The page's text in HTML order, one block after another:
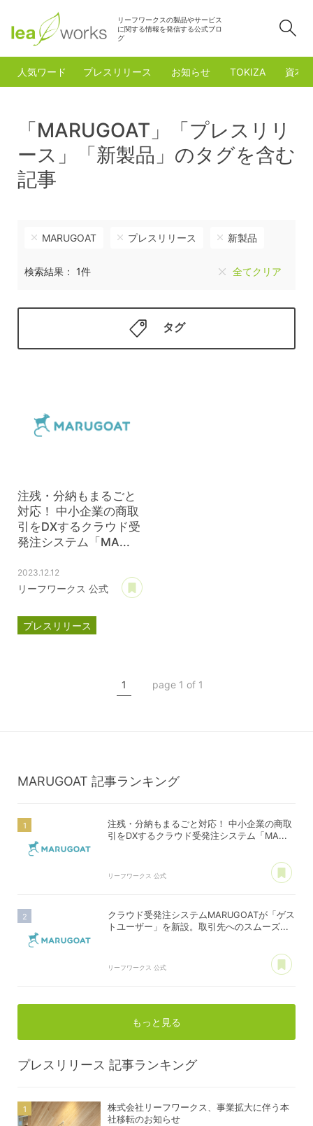
リーフワークスの製品やサービス
に関する情報を発信する公式ブロ
グ
人気ワード プレスリリース お知らせ TOKIZA 資本
「MARUGOAT」「プレスリリ
ース」「新製品」のタグを含む
記事
MARUGOAT プレスリリース 新製品
検索結果： 1件 全てクリア
タグ
注残・分納もまるごと
対応！ 中小企業の商取
引をDXするクラウド受
発注システム「MA...
2023.12.12
リーフワークス 公式
プレスリリース
1 page 1 of 1
MARUGOAT 記事ランキング
注残・分納もまるごと対応！ 中小企業の商取
引をDXするクラウド受発注システム「MA...
リーフワークス 公式
クラウド受発注システムMARUGOATが「ゲス
トユーザー」を新設。取引先へのスムーズ...
リーフワークス 公式
もっと見る
プレスリリース 記事ランキング
株式会社リーフワークス、事業拡大に伴う本
社移転のお知らせ